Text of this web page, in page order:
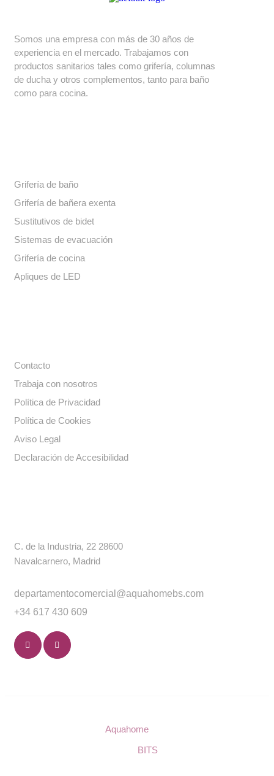
Somos una empresa con más de 30 años de
experiencia en el mercado. Trabajamos con
productos sanitarios tales como grifería, columnas
de ducha y otros complementos, tanto para baño
como para cocina.
Grifería de baño
Grifería de bañera exenta
Sustitutivos de bidet
Sistemas de evacuación
Grifería de cocina
Apliques de LED
Contacto
Trabaja con nosotros
Política de Privacidad
Política de Cookies
Aviso Legal
Declaración de Accesibilidad
C. de la Industria, 22 28600
Navalcarnero, Madrid
departamentocomercial@aquahomebs.com
+34 617 430 609
Aquahome
BITS